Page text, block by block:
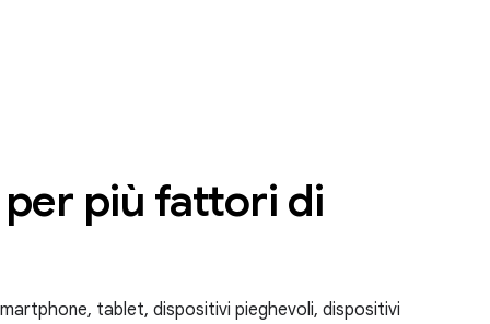
più fattori di
tablet, dispositivi pieghevoli, dispositivi